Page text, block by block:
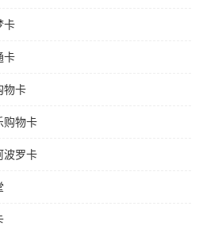
卡
卡
物卡
购物卡
波罗卡